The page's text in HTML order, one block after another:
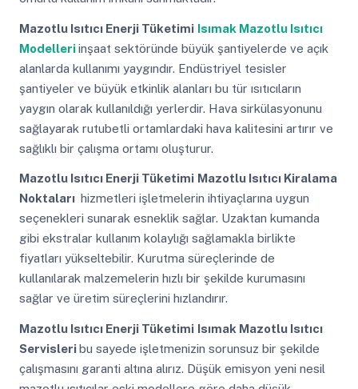
Mazotlu Isıtıcı Enerji Tüketimi Isımak Mazotlu Isıtıcı
Modelleriinşaat sektöründe büyük şantiyelerde ve açık
alanlarda kullanımı yaygındır. Endüstriyel tesisler
şantiyeler ve büyük etkinlik alanları bu tür ısıtıcıların
yaygın olarak kullanıldığı yerlerdir. Hava sirkülasyonunu
sağlayarak rutubetli ortamlardaki hava kalitesini artırır ve
sağlıklı bir çalışma ortamı oluşturur.
Mazotlu Isıtıcı Enerji Tüketimi Mazotlu Isıtıcı Kiralama
Noktaları hizmetleri işletmelerin ihtiyaçlarına uygun
seçenekleri sunarak esneklik sağlar. Uzaktan kumanda
gibi ekstralar kullanım kolaylığı sağlamakla birlikte
fiyatları yükseltebilir. Kurutma süreçlerinde de
kullanılarak malzemelerin hızlı bir şekilde kurumasını
sağlar ve üretim süreçlerini hızlandırır.
Mazotlu Isıtıcı Enerji Tüketimi Isımak Mazotlu Isıtıcı
Servisleribu sayede işletmenizin sorunsuz bir şekilde
çalışmasını garanti altına alırız. Düşük emisyon yeni nesil